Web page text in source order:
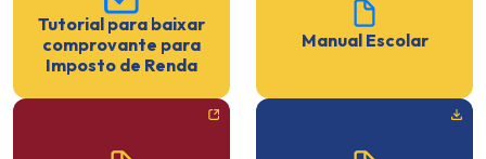
Tutorial para baixar
comprovante para
Imposto de Renda
Manual Escolar